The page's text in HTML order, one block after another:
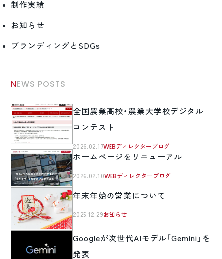
制作実績
お知らせ
ブランディングとSDGs
NEWS POSTS
全国農業高校・農業大学校デジタル
コンテスト
2026.02.17WEBディレクターブログ
ホームページをリニューアル
2026.02.10WEBディレクターブログ
年末年始の営業について
2025.12.29お知らせ
Googleが次世代AIモデル「Gemini」を
発表